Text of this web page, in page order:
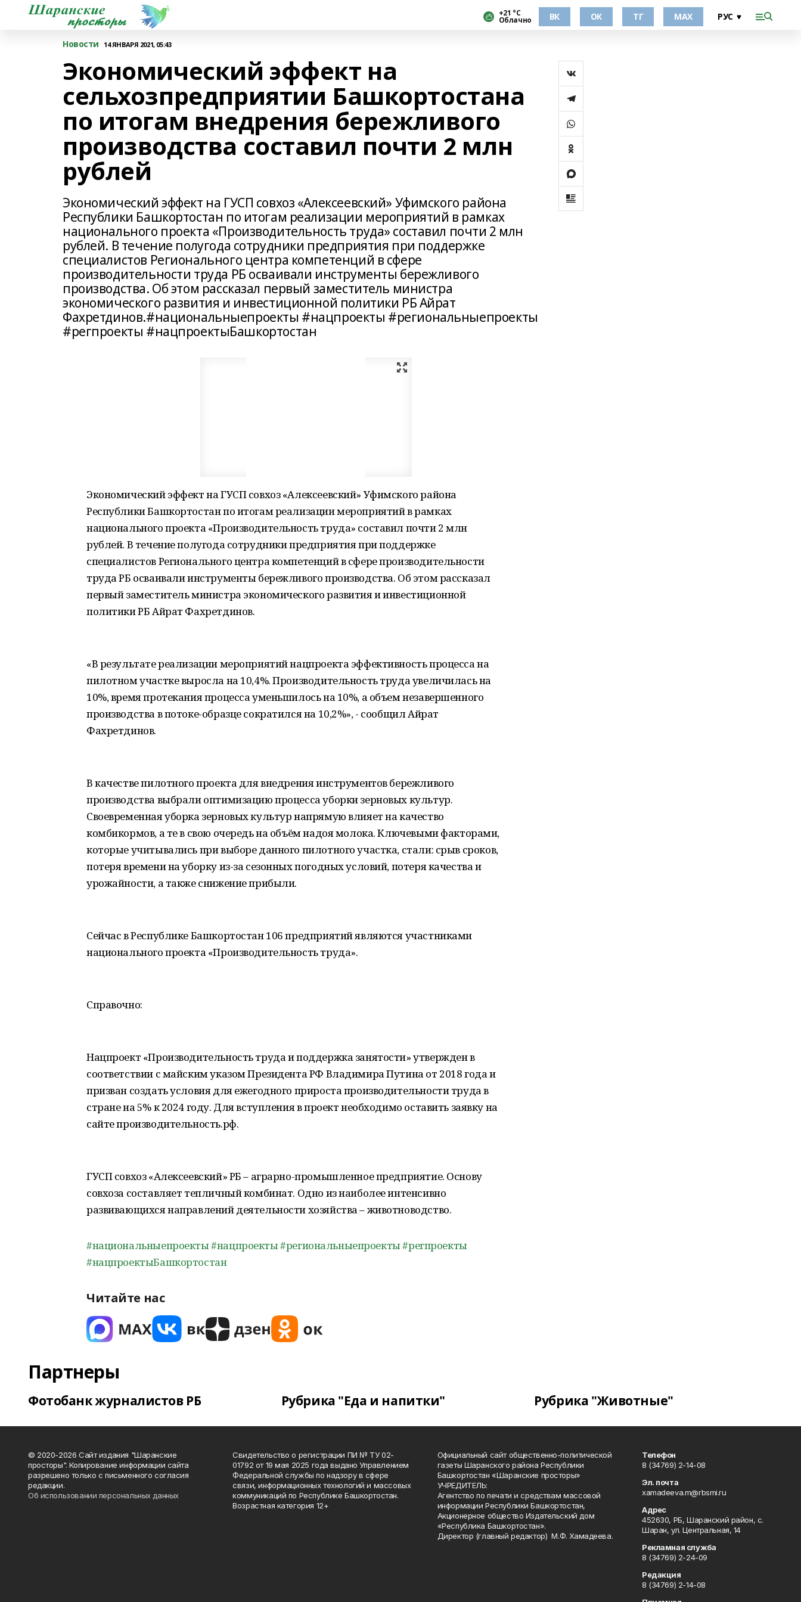
+21 °С
Облачно ВК ОК ТГ МАХ
Новости 14 ЯНВАРЯ 2021, 05:43
Экономический эффект на
сельхозпредприятии Башкортостана
по итогам внедрения бережливого
производства составил почти 2 млн
рублей
Экономический эффект на ГУСП совхоз «Алексеевский» Уфимского района
Республики Башкортостан по итогам реализации мероприятий в рамках
национального проекта «Производительность труда» составил почти 2 млн
рублей. В течение полугода сотрудники предприятия при поддержке
специалистов Регионального центра компетенций в сфере
производительности труда РБ осваивали инструменты бережливого
производства. Об этом рассказал первый заместитель министра
экономического развития и инвестиционной политики РБ Айрат
Фахретдинов.#национальныепроекты #нацпроекты #региональныепроекты
#регпроекты #нацпроектыБашкортостан
Экономический эффект на ГУСП совхоз «Алексеевский» Уфимского района
Республики Башкортостан по итогам реализации мероприятий в рамках
национального проекта «Производительность труда» составил почти 2 млн
рублей. В течение полугода сотрудники предприятия при поддержке
специалистов Регионального центра компетенций в сфере производительности
труда РБ осваивали инструменты бережливого производства. Об этом рассказал
первый заместитель министра экономического развития и инвестиционной
политики РБ Айрат Фахретдинов.
«В результате реализации мероприятий нацпроекта эффективность процесса на
пилотном участке выросла на 10,4%. Производительность труда увеличилась на
10%, время протекания процесса уменьшилось на 10%, а объем незавершенного
производства в потоке-образце сократился на 10,2%», - сообщил Айрат
Фахретдинов.
В качестве пилотного проекта для внедрения инструментов бережливого
производства выбрали оптимизацию процесса уборки зерновых культур.
Своевременная уборка зерновых культур напрямую влияет на качество
комбикормов, а те в свою очередь на объём надоя молока. Ключевыми факторами,
которые учитывались при выборе данного пилотного участка, стали: срыв сроков,
потеря времени на уборку из-за сезонных погодных условий, потеря качества и
урожайности, а также снижение прибыли.
Сейчас в Республике Башкортостан 106 предприятий являются участниками
национального проекта «Производительность труда».
Справочно:
Нацпроект «Производительность труда и поддержка занятости» утвержден в
соответствии с майским указом Президента РФ Владимира Путина от 2018 года и
призван создать условия для ежегодного прироста производительности труда в
стране на 5% к 2024 году. Для вступления в проект необходимо оставить заявку на
сайте производительность.рф.
ГУСП совхоз «Алексеевский» РБ – аграрно-промышленное предприятие. Основу
совхоза составляет тепличный комбинат. Одно из наиболее интенсивно
развивающихся направлений деятельности хозяйства – животноводство.
#национальныепроекты#нацпроекты#региональныепроекты#регпроекты
#нацпроектыБашкортостан
Читайте нас
Партнеры
Фотобанк журналистов РБ Рубрика "Еда и напитки" Рубрика "Животные"
© 2020-2026 Сайт издания "Шаранские
просторы". Копирование информации сайта
разрешено только с письменного согласия
редакции.
Об использовании персональных данных
Свидетельство о регистрации ПИ № ТУ 02-
01792 от 19 мая 2025 года выдано Управлением
Федеральной службы по надзору в сфере
связи, информационных технологий и массовых
коммуникаций по Республике Башкортостан.
Возрастная категория 12+
Официальный сайт общественно-политической
газеты Шаранского района Республики
Башкортостан «Шаранские просторы»
УЧРЕДИТЕЛЬ:
Агентство по печати и средствам массовой
информации Республики Башкортостан,
Акционерное общество Издательский дом
«Республика Башкортостан».
Директор (главный редактор) М.Ф. Хамадеева.
Телефон
8 (34769) 2-14-08
Эл. почта
xamadeeva.m@rbsmi.ru
Адрес
452630, РБ, Шаранский район, с.
Шаран, ул. Центральная, 14
Рекламная служба
8 (34769) 2-24-09
Редакция
8 (34769) 2-14-08